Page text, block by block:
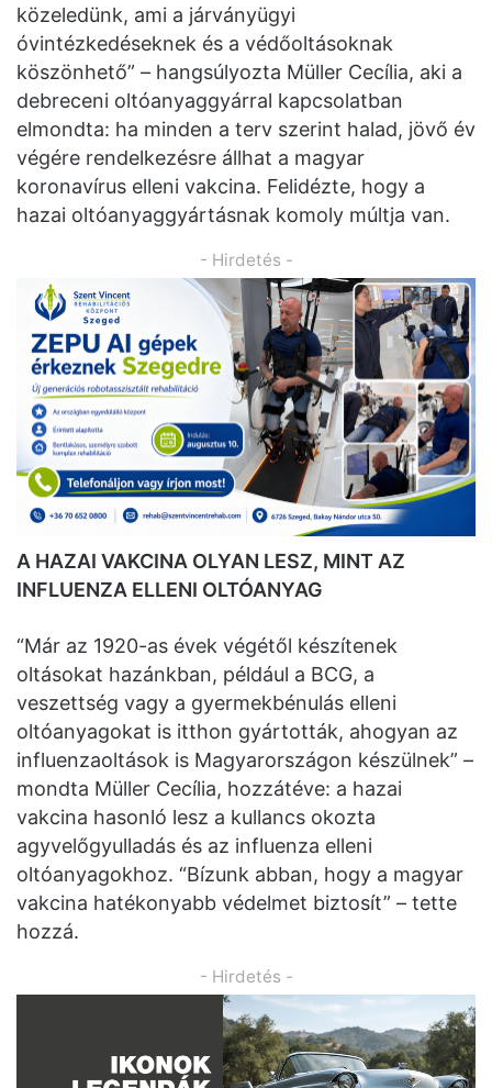
közeledünk, ami a járványügyi
óvintézkedéseknek és a védőoltásoknak
köszönhető” – hangsúlyozta Müller Cecília, aki a
debreceni oltóanyaggyárral kapcsolatban
elmondta: ha minden a terv szerint halad, jövő év
végére rendelkezésre állhat a magyar
koronavírus elleni vakcina. Felidézte, hogy a
hazai oltóanyaggyártásnak komoly múltja van.
- Hirdetés -
A HAZAI VAKCINA OLYAN LESZ, MINT AZ
INFLUENZA ELLENI OLTÓANYAG
“Már az 1920-as évek végétől készítenek
oltásokat hazánkban, például a BCG, a
veszettség vagy a gyermekbénulás elleni
oltóanyagokat is itthon gyártották, ahogyan az
influenzaoltások is Magyarországon készülnek” –
mondta Müller Cecília, hozzátéve: a hazai
vakcina hasonló lesz a kullancs okozta
agyvelőgyulladás és az influenza elleni
oltóanyagokhoz. “Bízunk abban, hogy a magyar
vakcina hatékonyabb védelmet biztosít” – tette
hozzá.
- Hirdetés -